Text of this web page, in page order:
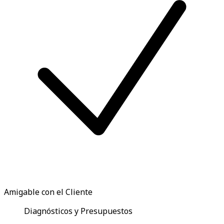
Amigable con el Cliente
Diagnósticos y Presupuestos